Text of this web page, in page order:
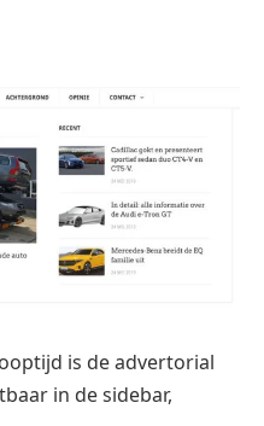
is de advertorial
in de sidebar,